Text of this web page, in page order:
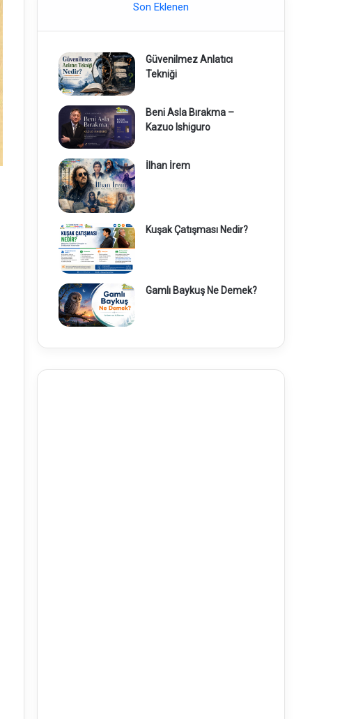
Son Eklenen
Güvenilmez Anlatıcı
Tekniği
Beni Asla Bırakma –
Kazuo Ishiguro
İlhan İrem
Kuşak Çatışması Nedir?
Gamlı Baykuş Ne Demek?